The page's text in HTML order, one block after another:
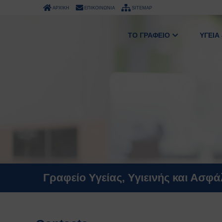
ΑΡΧΙΚΗ ΕΠΙΚΟΙΝΩΝΙΑ SITEMAP
ΤΟ ΓΡΑΦΕΙΟ
Γραφείο Υγείας, Υγιεινής και